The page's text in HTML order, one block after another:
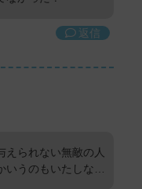
返信
えられない無敵の人
うのもいたしな…